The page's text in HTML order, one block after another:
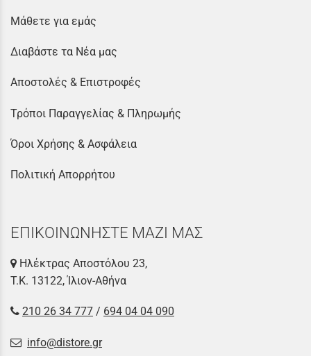
Μάθετε για εμάς
Διαβάστε τα Νέα μας
Αποστολές & Επιστροφές
Τρόποι Παραγγελίας & Πληρωμής
Όροι Χρήσης & Ασφάλεια
Πολιτική Απορρήτου
ΕΠΙΚΟΙΝΩΝΗΣΤΕ ΜΑΖΙ ΜΑΣ
Ηλέκτρας Αποστόλου 23,
Τ.Κ. 13122, Ίλιον-Αθήνα
210 26 34 777 / 694 04 04 090
info@distore.gr